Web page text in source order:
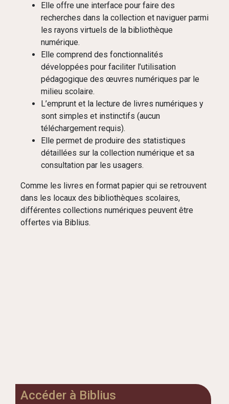
Elle offre une interface pour faire des
recherches dans la collection et naviguer parmi
les rayons virtuels de la bibliothèque
numérique.
Elle comprend des fonctionnalités
développées pour faciliter l’utilisation
pédagogique des œuvres numériques par le
milieu scolaire.
L’emprunt et la lecture de livres numériques y
sont simples et instinctifs (aucun
téléchargement requis).
Elle permet de produire des statistiques
détaillées sur la collection numérique et sa
consultation par les usagers.
Comme les livres en format papier qui se retrouvent
dans les locaux des bibliothèques scolaires,
différentes collections numériques peuvent être
offertes via Biblius.
Accéder à Biblius